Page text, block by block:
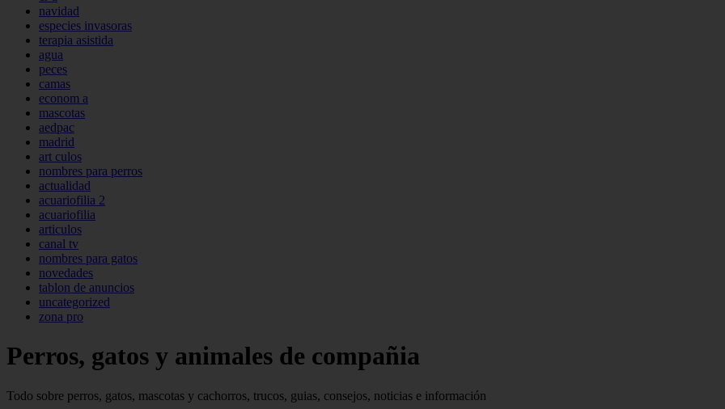
navidad
especies invasoras
terapia asistida
agua
peces
camas
econom a
mascotas
aedpac
madrid
art culos
nombres para perros
actualidad
acuariofilia 2
acuariofilia
articulos
canal tv
nombres para gatos
novedades
tablon de anuncios
uncategorized
zona pro
Perros, gatos y animales de compañia
Todo sobre perros, gatos, mascotas y cachorros, trucos, guias, consejos, noticias e información